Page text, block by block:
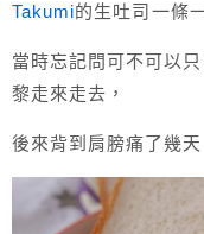
Takumi的生吐司一條
當時忘記問可不可以
黎走來走去，
後來背到肩膀痛了幾天